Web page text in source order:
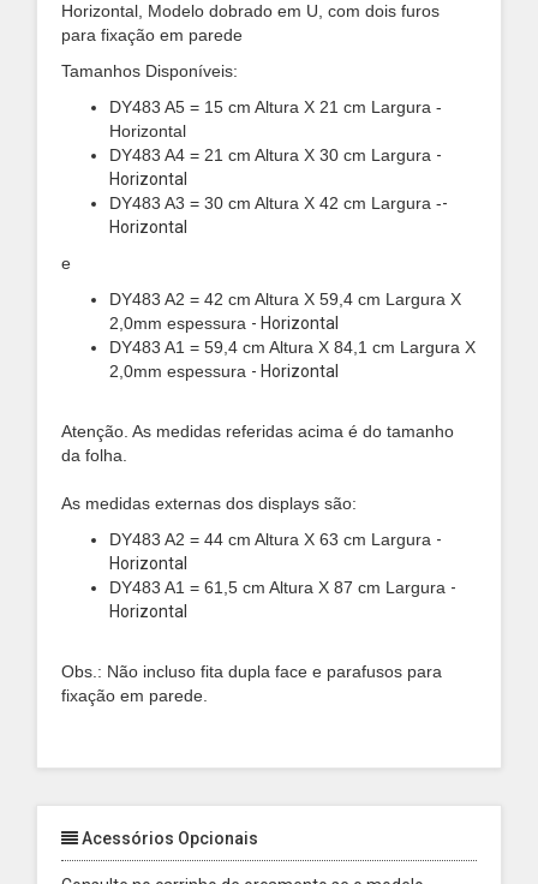
Horizontal, Modelo dobrado em U, com dois furos
para fixação em parede
Tamanhos Disponíveis:
DY483 A5 = 15 cm Altura X 21 cm Largura -
Horizontal
DY483 A4 = 21 cm Altura X 30 cm Largura -
Horizontal
DY483 A3 = 30 cm Altura X 42 cm Largura --
Horizontal
e
DY483 A2 = 42 cm Altura X 59,4 cm Largura X
2,0mm espessura - Horizontal
DY483 A1 = 59,4 cm Altura X 84,1 cm Largura X
2,0mm espessura - Horizontal
Atenção. As medidas referidas acima é do tamanho
da folha.
As medidas externas dos displays são:
DY483 A2 = 44 cm Altura X 63 cm Largura -
Horizontal
DY483 A1 = 61,5 cm Altura X 87 cm Largura -
Horizontal
Obs.: Não incluso fita dupla face e parafusos para
fixação em parede.
Acessórios Opcionais